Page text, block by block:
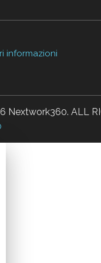
informazioni
ALL